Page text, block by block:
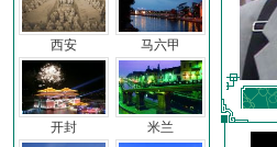
西安
开封
马六甲
米兰